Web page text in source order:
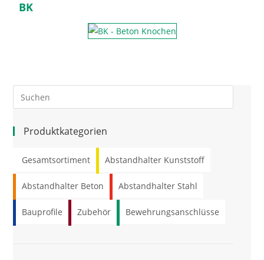
BK
Produktkategorien
Gesamtsortiment Abstandhalter Kunststoff
Abstandhalter Beton Abstandhalter Stahl
Bauprofile Zubehör Bewehrungsanschlüsse